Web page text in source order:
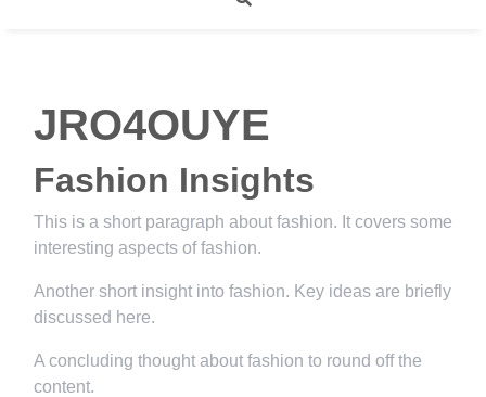
JRO4OUYE
Fashion Insights
This is a short paragraph about fashion. It covers some
interesting aspects of fashion.
Another short insight into fashion. Key ideas are briefly
discussed here.
A concluding thought about fashion to round off the
content.